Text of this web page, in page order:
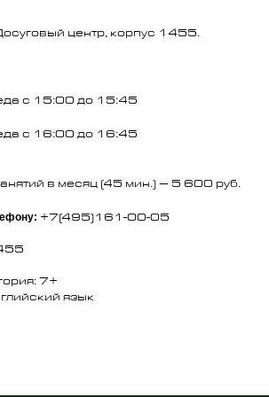
центр, корпус 1455.
с 15:00 до 15:45
с 16:00 до 16:45
в месяц (45 мин.) – 5 600 руб.
+7(495)161-00-05
7+
язык